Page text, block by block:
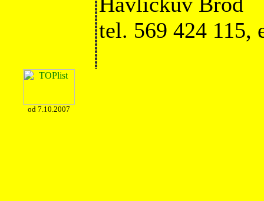
tel. 569 424 115,
od 7.10.2007